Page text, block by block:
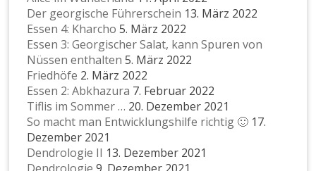
Der georgische Führerschein 13. März 2022
Essen 4: Kharcho 5. März 2022
Essen 3: Georgischer Salat, kann Spuren von
Nüssen enthalten 5. März 2022
Friedhöfe 2. März 2022
Essen 2: Abkhazura 7. Februar 2022
Tiflis im Sommer … 20. Dezember 2021
So macht man Entwicklungshilfe richtig 🙂 17.
Dezember 2021
Dendrologie II 13. Dezember 2021